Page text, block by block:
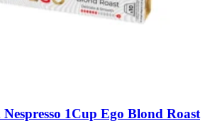
1Cup Ego Blond Roast